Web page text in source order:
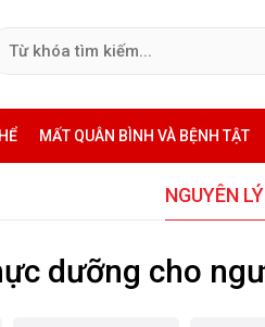
MẤT QUÂN BÌNH VÀ BỆNH TẬT
NGUYÊN
dưỡng cho